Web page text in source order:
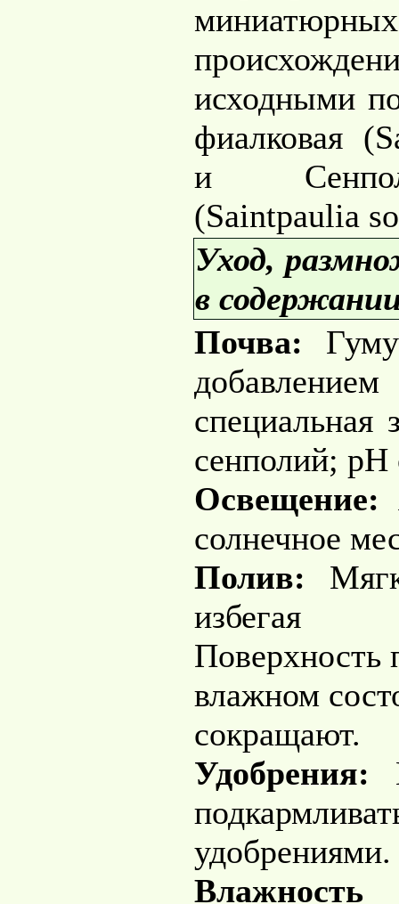
исходными
фиалковая
и
(Saintpaulia
Уход,
в
Почва:
специальная
сенполий; pH
Освещение:
солнечное
Полив:
избегая
Поверхность
влажном
сокращают.
Удобрения:
удобрениями.
Влажность